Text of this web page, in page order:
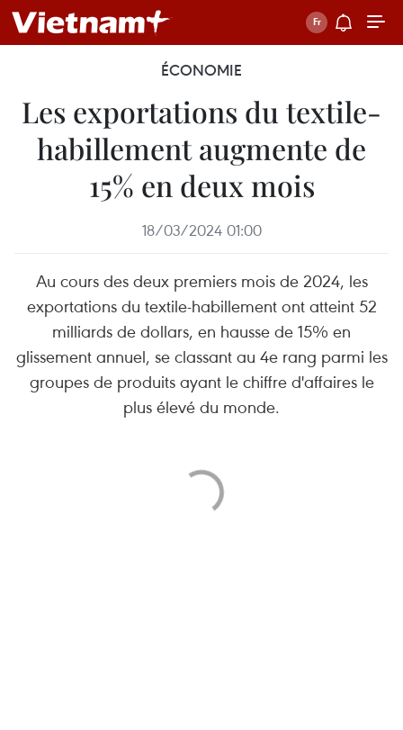
ÉCONOMIE
Les exportations du textile-
habillement augmente de
15% en deux mois
18/03/2024 01:00
Au cours des deux premiers mois de 2024, les
exportations du textile-habillement ont atteint 52
milliards de dollars, en hausse de 15% en
glissement annuel, se classant au 4e rang parmi les
groupes de produits ayant le chiffre d'affaires le
plus élevé du monde.